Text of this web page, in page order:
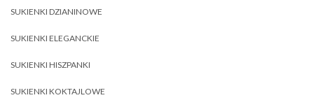
SUKIENKI DZIANINOWE
SUKIENKI ELEGANCKIE
SUKIENKI HISZPANKI
SUKIENKI KOKTAJLOWE